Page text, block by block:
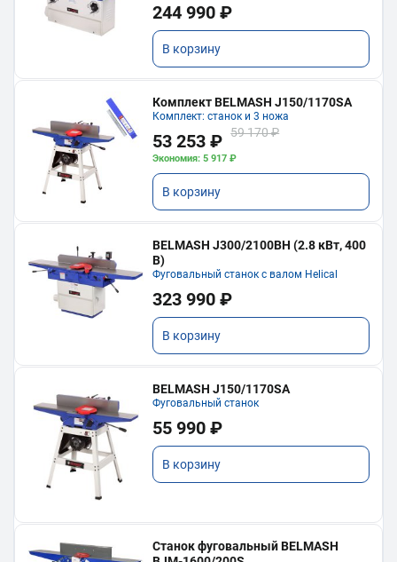
244 990 ₽
В корзину
Комплект BELMASH J150/1170SA
Комплект: станок и 3 ножа
53 253 ₽ 59 170 ₽
Экономия: 5 917 ₽
В корзину
BELMASH J300/2100ВH (2.8 кВт, 400
В)
Фуговальный станок с валом Helical
323 990 ₽
В корзину
BELMASH J150/1170SA
Фуговальный станок
55 990 ₽
В корзину
Станок фуговальный BELMASH